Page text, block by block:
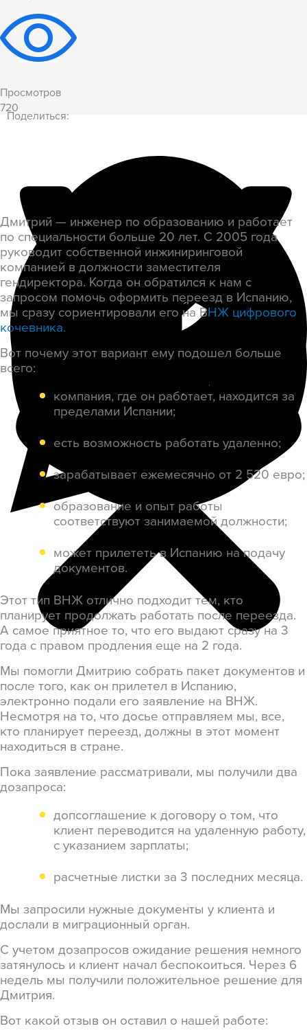
Просмотров
720
Поделиться:
Дмитрий — инженер по образованию и работает
по специальности больше 20 лет. С 2005 года
руководит собственной инжиниринговой
компанией в должности заместителя
гендиректора. Когда он обратился к нам с
запросом помочь оформить переезд в Испанию,
мы сразу сориентировали его на ВНЖ цифрового
кочевника.
Вот почему этот вариант ему подошел больше
всего:
компания, где он работает, находится за
пределами Испании;
есть возможность работать удаленно;
зарабатывает ежемесячно от 2 520 евро;
образование и опыт работы
соответствуют занимаемой должности;
может прилететь в Испанию на подачу
документов.
Этот тип ВНЖ отлично подходит тем, кто
планирует продолжать работать после переезда.
А самое приятное то, что его выдают сразу на 3
года с правом продления еще на 2 года.
Мы помогли Дмитрию собрать пакет документов и
после того, как он прилетел в Испанию,
электронно подали его заявление на ВНЖ.
Несмотря на то, что досье отправляем мы, все,
кто планирует переезд, должны в этот момент
находиться в стране.
Пока заявление рассматривали, мы получили два
дозапроса:
допсоглашение к договору о том, что
клиент переводится на удаленную работу,
с указанием зарплаты;
расчетные листки за 3 последних месяца.
Мы запросили нужные документы у клиента и
дослали в миграционный орган.
С учетом дозапросов ожидание решения немного
затянулось и клиент начал беспокоиться. Через 6
недель мы получили положительное решение для
Дмитрия.
Вот какой отзыв он оставил о нашей работе: